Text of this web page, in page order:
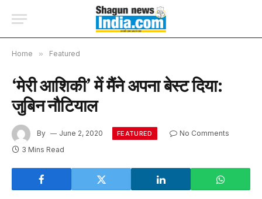
Home » Featured
‘मेरी आशिकी’ में मैंने अपना बेस्ट दिया:
जुबिन नौटियाल
By June 2, 2020 FEATURED
No Comments
3 Mins Read